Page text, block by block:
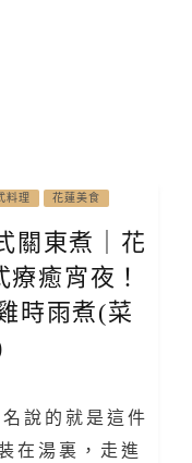
料理 花蓮美食
關東煮｜花
癒宵夜！
時雨煮(菜
說的就是這件
在湯裏，走進